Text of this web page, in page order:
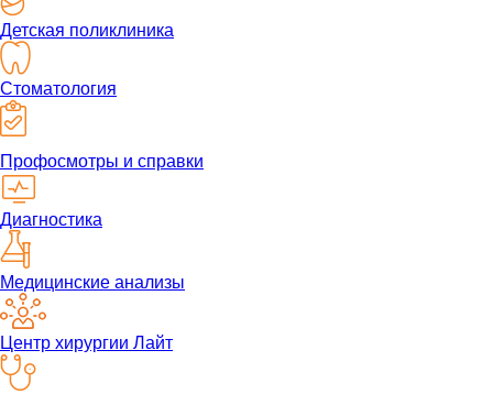
Детская поликлиника
Стоматология
Профосмотры и справки
Диагностика
Медицинские анализы
Центр хирургии Лайт